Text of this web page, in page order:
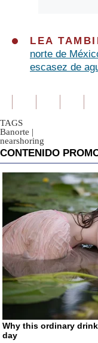
LEA
norte de
escasez de
TAGS
Banorte |
nearshoring